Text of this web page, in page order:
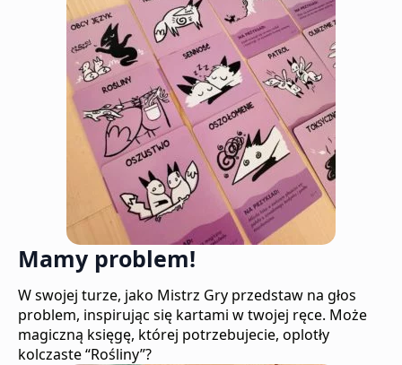
Mamy problem!
W swojej turze, jako Mistrz Gry przedstaw na głos
problem, inspirując się kartami w twojej ręce. Może
magiczną księgę, której potrzebujecie, oplotły
kolczaste “Rośliny”?